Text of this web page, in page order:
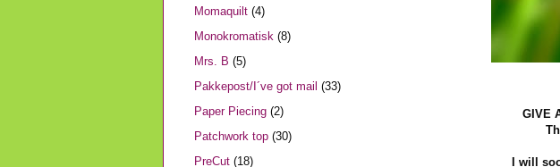
GIVE
I will
Momaquilt (4)
Monokromatisk (8)
Mrs. B (5)
Pakkepost/I´ve got mail (33)
Paper Piecing (2)
Patchwork top (30)
PreCut (18)